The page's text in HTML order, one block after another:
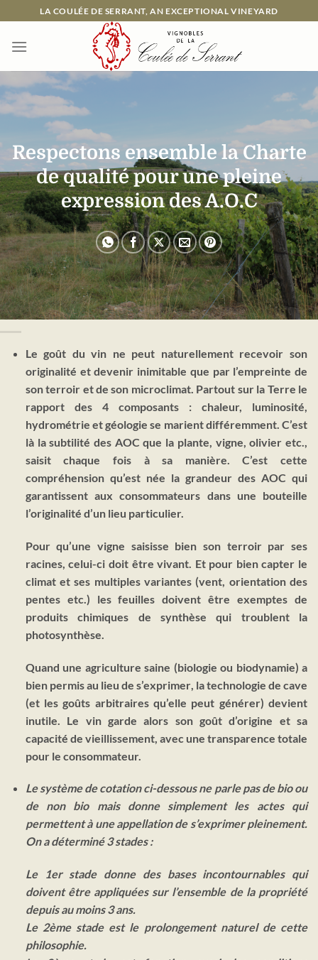
contenu
LA COULÉE DE SERRANT, AN EXCEPTIONAL VINEYARD
Respectons ensemble la Charte
de qualité pour une pleine
expression des A.O.C
Le goût du vin ne peut naturellement recevoir son
originalité et devenir inimitable que par l’empreinte de
son terroir et de son microclimat. Partout sur la Terre le
rapport des 4 composants : chaleur, luminosité,
hydrométrie et géologie se marient différemment. C’est
là la subtilité des AOC que la plante, vigne, olivier etc.,
saisit chaque fois à sa manière. C’est cette
compréhension qu’est née la grandeur des AOC qui
garantissent aux consommateurs dans une bouteille
l’originalité d’un lieu particulier.
Pour qu’une vigne saisisse bien son terroir par ses
racines, celui-ci doit être vivant. Et pour bien capter le
climat et ses multiples variantes (vent, orientation des
pentes etc.) les feuilles doivent êtreexemptes de
produits chimiques de synthèse qui troublent la
photosynthèse.
Quand une agriculture saine (biologie ou biodynamie) a
bien permis au lieu de s’exprimer, la technologie de cave
(et les goûts arbitraires qu’elle peut générer) devient
inutile. Le vin garde alors son goût d’origine et sa
capacité de vieillissement, avec une transparence totale
pour le consommateur.
Le système de cotation ci-dessous ne parle pas de bio ou
de non bio mais donne simplement les actes qui
permettent à une appellation de s’exprimer pleinement.
On a déterminé 3 stades :
Le 1er stadedonne des bases incontournables qui
doivent être appliquées sur l’ensemble de la propriété
depuis au moins 3 ans.
Le 2ème stade est le prolongement naturel de cette
philosophie.